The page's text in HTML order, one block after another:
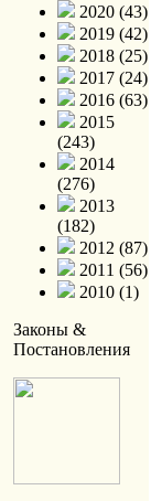
2020 (43)
2019 (42)
2018 (25)
2017 (24)
2016 (63)
2015
(243)
2014
(276)
2013
(182)
2012 (87)
2011 (56)
2010 (1)
Законы &
Постановления